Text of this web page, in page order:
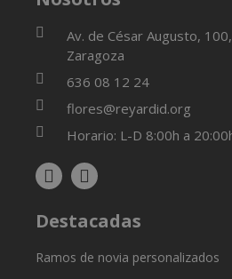
Av. de César Augusto,
Zaragoza
636 08 12 24
flores@reyardid.org
Horario: L-D 8:00h a
Destacadas
Ramos de novia personalizados